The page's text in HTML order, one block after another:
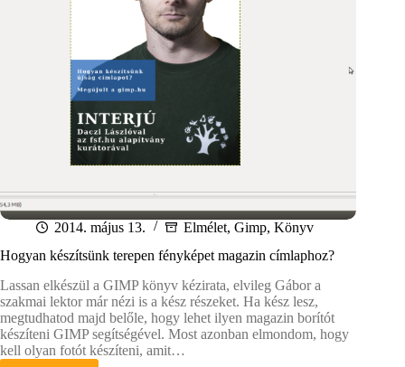
2014. május 13. Elmélet, Gimp, Könyv
Hogyan készítsünk terepen fényképet magazin címlaphoz?
Lassan elkészül a GIMP könyv kézirata, elvileg Gábor a
szakmai lektor már nézi is a kész részeket. Ha kész lesz,
megtudhatod majd belőle, hogy lehet ilyen magazin borítót
készíteni GIMP segítségével. Most azonban elmondom, hogy
kell olyan fotót készíteni, amit…